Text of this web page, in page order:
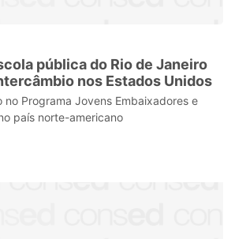
pública do Rio de Janeiro
nos Estados Unidos
no Programa Jovens Embaixadores e
país norte-americano